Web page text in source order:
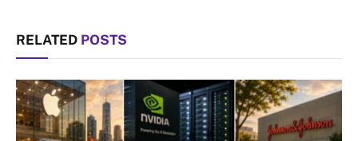
RELATED POSTS